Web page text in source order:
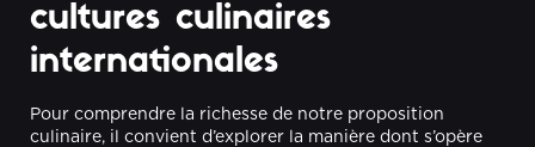
cultures culinaires
internationales
Pour comprendre la richesse de notre proposition
culinaire, il convient d’explorer la manière dont s’opère